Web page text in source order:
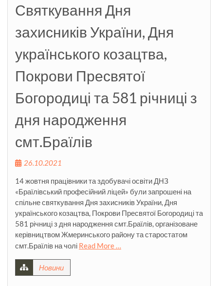
Святкування Дня
захисників України, Дня
українського козацтва,
Покрови Пресвятої
Богородиці та 581 річниці з
дня народження
смт.Браїлів
26.10.2021
14 жовтня працівники та здобувачі освіти ДНЗ
«Браїлівський професійний ліцей» були запрошені на
спільне святкування Дня захисників України, Дня
українського козацтва, Покрови Пресвятої Богородиці та
581 річниці з дня народження смт.Браїлів, організоване
керівництвом Жмеринського району та старостатом
смт.Браїлів на чолі Read More …
Новини